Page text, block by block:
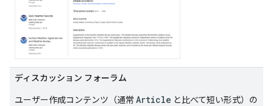
ディスカッション フォーラム
ユーザー作成コンテンツ（通常 Article と比べて短い形式）の